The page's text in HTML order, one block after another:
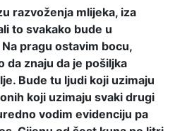
razvoženja mlijeka, iza
to svakako bude u
pragu ostavim bocu,
znaju da je pošiljka
Bude tu ljudi koji uzimaju
koji uzimaju svaki drugi
vodim evidenciju pa